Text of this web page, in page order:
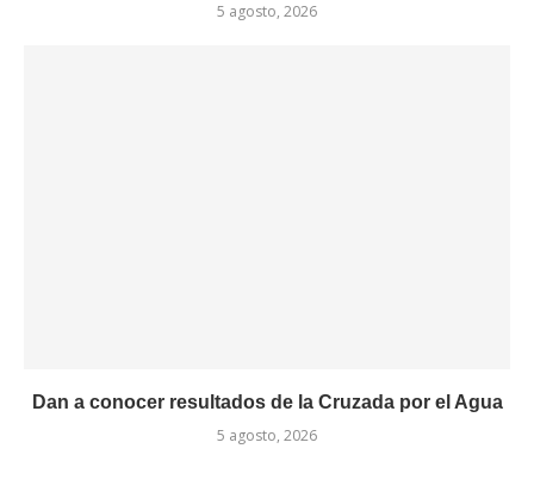
5 agosto, 2026
Dan a conocer resultados de la Cruzada por el Agua
5 agosto, 2026